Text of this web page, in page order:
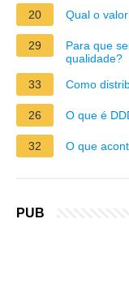
20 Qual o
29
Para que
qualidade?
33
Como
26 O que é
32 O que
PUB